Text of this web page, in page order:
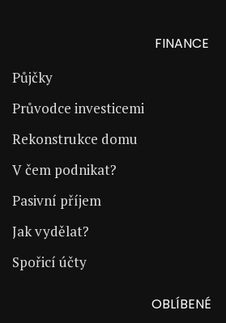
FINANCE
Půjčky
Průvodce investicemi
Rekonstrukce domu
V čem podnikat?
Pasivní příjem
Jak vydělat?
Spořicí účty
OBLÍBENÉ